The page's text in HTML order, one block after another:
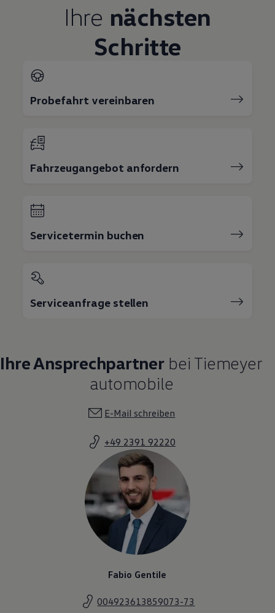
Ihre nächsten
Schritte
Probefahrt vereinbaren
Fahrzeugangebot anfordern
Servicetermin buchen
Serviceanfrage stellen
Ihre Ansprechpartnerbei Tiemeyer
automobile
E-Mail schreiben
+49 2391 92220
Fabio Gentile
004923613859073-73